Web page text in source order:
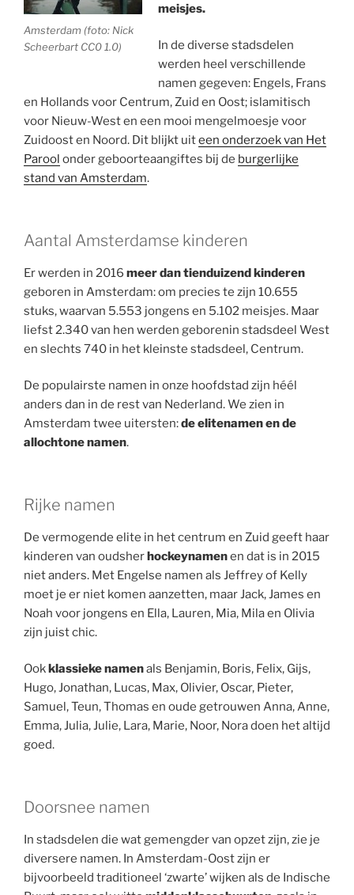
Amsterdam (foto: Nick
Scheerbart CC0 1.0)
meisjes.
In de diverse stadsdelen
werden heel verschillende
namen gegeven: Engels, Frans
en Hollands voor Centrum, Zuid en Oost; islamitisch
voor Nieuw-West en een mooi mengelmoesje voor
Zuidoost en Noord. Dit blijkt uiteen onderzoek van Het
Parool onder geboorteaangiftes bij de burgerlijke
stand van Amsterdam.
Aantal Amsterdamse kinderen
Er werden in 2016 meer dan tienduizend kinderen
geboren in Amsterdam: om precies te zijn 10.655
stuks, waarvan 5.553 jongens en 5.102 meisjes. Maar
liefst 2.340 van hen werden geborenin stadsdeel West
en slechts 740 in het kleinste stadsdeel, Centrum.
De populairste namen in onze hoofdstad zijn héél
anders dan in de rest van Nederland. We zien in
Amsterdam twee uitersten:de elitenamen en de
allochtone namen.
Rijke namen
De vermogende elite in het centrum en Zuid geeft haar
kinderen van oudsherhockeynamenen dat is in 2015
niet anders. Met Engelse namen als Jeffrey of Kelly
moet je er niet komen aanzetten, maar Jack, James en
Noah voor jongens en Ella, Lauren, Mia, Mila en Olivia
zijn juist chic.
Ook klassieke namenals Benjamin, Boris, Felix, Gijs,
Hugo, Jonathan, Lucas, Max, Olivier, Oscar, Pieter,
Samuel, Teun, Thomas en oude getrouwen Anna, Anne,
Emma, Julia, Julie, Lara, Marie, Noor, Nora doen het altijd
goed.
Doorsnee namen
In stadsdelen die wat gemengder van opzet zijn, zie je
diversere namen. In Amsterdam-Oost zijn er
bijvoorbeeld traditioneel ‘zwarte’ wijken als de Indische